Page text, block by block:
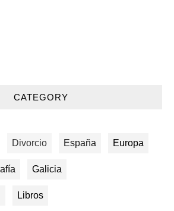
CATEGORY
Divorcio España Europa
Galicia
Libros